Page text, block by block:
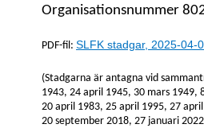
Organisationsnummer
PDF-fil: SLFK stadgar, 2025-04-
(Stadgarna är antagna vid
1943, 24 april 1945, 30 mars 1949,
20 april 1983, 25 april 1995, 27
20 september 2018, 27 januari